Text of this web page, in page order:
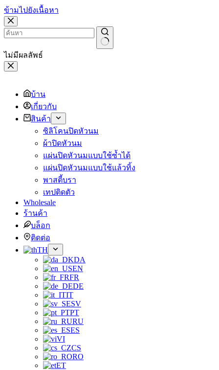
ข้ามไปยังเนื้อหา
ไม่มีผลลัพธ์
บ้าน
เกี่ยวกับ
สินค้า
ซิลิโคนปิดหัวนม
ผ้าปิดหัวนม
แผ่นปิดหัวนมแบบใช้ซ้ำได้
แผ่นปิดหัวนมแบบใช้แล้วทิ้ง
พาสตี้บรา
เทปติดตัว
Wholesale
ร้านค้า
บล็อก
ติดต่อ
TH
DA
EN
FR
DE
IT
SV
PT
RU
ES
VI
CS
RO
ET